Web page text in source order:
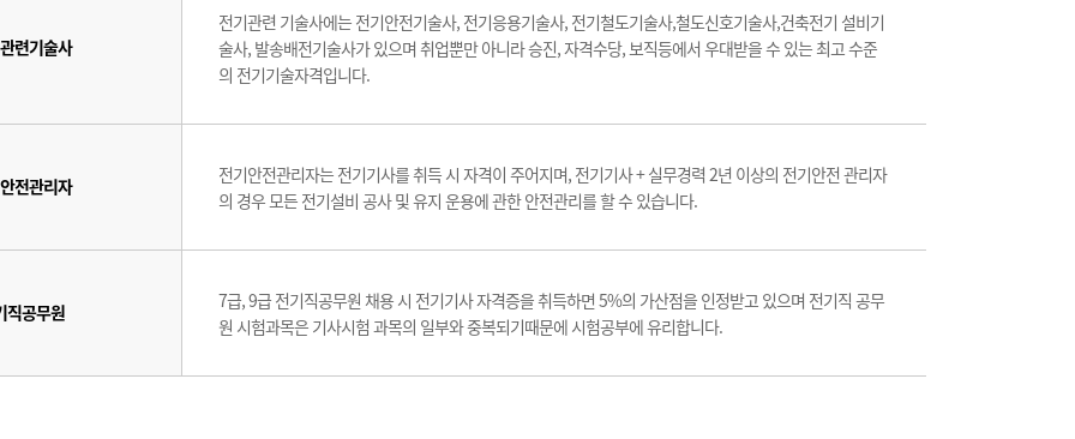
련기술사
전기관련 기술사에는 전기안전기술사, 전기응용기술사, 전기철도기술사,철도신호기술사,건축전기 설비기
술사, 발송배전기술사가 있으며 취업뿐만 아니라 승진, 자격수당, 보직등에서 우대받을 수 있는 최고 수준
의 전기기술자격입니다.
전관리자
전기안전관리자는 전기기사를 취득 시 자격이 주어지며, 전기기사 + 실무경력 2년 이상의 전기안전 관리자
의 경우 모든 전기설비 공사 및 유지 운용에 관한 안전관리를 할 수 있습니다.
직공무원
7급, 9급 전기직공무원 채용 시 전기기사 자격증을 취득하면 5%의 가산점을 인정받고 있으며 전기직 공무
원 시험과목은 기사시험 과목의 일부와 중복되기때문에 시험공부에 유리합니다.